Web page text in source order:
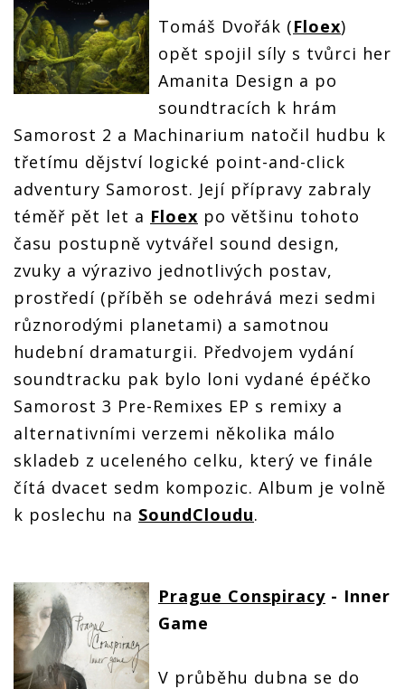
Tomáš Dvořák (Floex)
opět spojil síly s tvůrci her
Amanita Design a po
soundtracích k hrám
Samorost 2 a Machinarium natočil hudbu k
třetímu dějství logické point-and-click
adventury Samorost. Její přípravy zabraly
téměř pět let a Floex po většinu tohoto
času postupně vytvářel sound design,
zvuky a výrazivo jednotlivých postav,
prostředí (příběh se odehrává mezi sedmi
různorodými planetami) a samotnou
hudební dramaturgii. Předvojem vydání
soundtracku pak bylo loni vydané épéčko
Samorost 3 Pre-Remixes EP s remixy a
alternativními verzemi několika málo
skladeb z uceleného celku, který ve finále
čítá dvacet sedm kompozic. Album je volně
k poslechu na SoundCloudu.
Prague Conspiracy - Inner
Game
V průběhu dubna se do